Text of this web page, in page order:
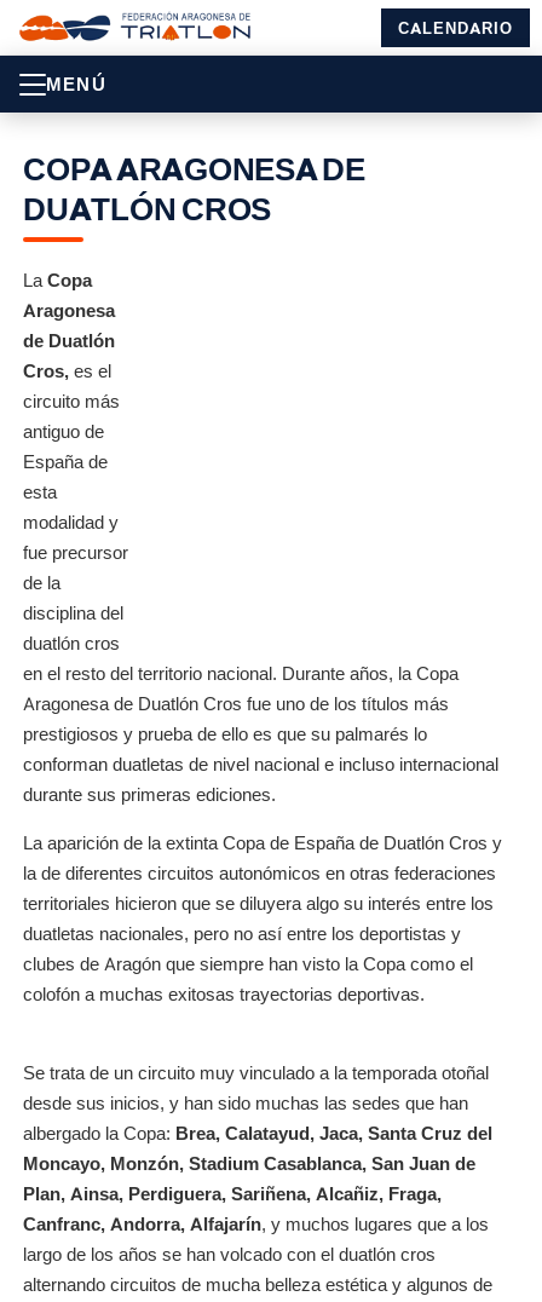
CALENDARIO
MENÚ
COPA ARAGONESA DE
DUATLÓN CROS
LaCopa
Aragonesa
de Duatlón
Cros, es el
circuito más
antiguo de
España de
esta
modalidad y
fue precursor
de la
disciplina del
duatlón cros
en el resto del territorio nacional. Durante años, la Copa
Aragonesa de Duatlón Cros fue uno de los títulos más
prestigiosos y prueba de ello es que su palmarés lo
conforman duatletas de nivel nacional e incluso internacional
durante sus primeras ediciones.
La aparición de la extinta Copa de España de Duatlón Cros y
la de diferentes circuitos autonómicos en otras federaciones
territoriales hicieron que se diluyera algo su interés entre los
duatletas nacionales, pero no así entre los deportistas y
clubes de Aragón que siempre han visto la Copa como el
colofón a muchas exitosas trayectorias deportivas.
Se trata de un circuito muy vinculado a la temporada otoñal
desde sus inicios, y han sido muchas las sedes que han
albergado la Copa: Brea, Calatayud, Jaca, Santa Cruz del
Moncayo, Monzón, Stadium Casablanca, San Juan de
Plan, Ainsa, Perdiguera, Sariñena, Alcañiz, Fraga,
Canfranc, Andorra, Alfajarín, y muchos lugares que a los
largo de los años se han volcado con el duatlón cros
alternando circuitos de mucha belleza estética y algunos de